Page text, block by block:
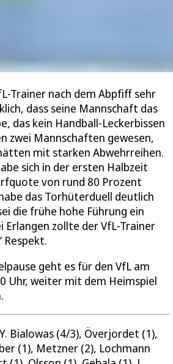
Trainer nach dem Abpfiff sehr
dass seine Mannschaft das
das kein Handball-Leckerbissen
zwei Mannschaften gewesen,
mit starken Abwehrreihen.
sich in der ersten Halbzeit
von rund 80 Prozent
das Torhüterduell deutlich
die frühe hohe Führung ein
Erlangen zollte der VfL-Trainer
Respekt.
geht es für den VfL am
Uhr, weiter mit dem Heimspiel
Bialowas (4/3), Överjordet (1),
(1), Metzner (2), Lochmann